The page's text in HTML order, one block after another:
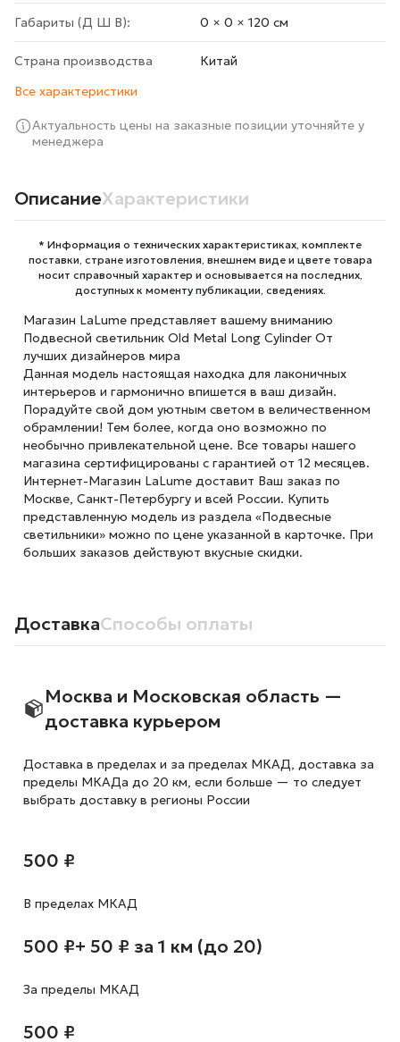
Габариты (Д Ш В): 0 × 0 × 120 cм
Страна производства
Китай
Все характеристики
Актуальность цены на заказные позиции уточняйте у
менеджера
ОписаниеХарактеристики
* Информация о технических характеристиках, комплекте
поставки, стране изготовления, внешнем виде и цвете товара
носит справочный характер и основывается на последних,
доступных к моменту публикации, сведениях.
Магазин LaLume представляет вашему вниманию
Подвесной светильник Old Metal Long Cylinder От
лучших дизайнеров мира
Данная модель настоящая находка для лаконичных
интерьеров и гармонично впишется в ваш дизайн.
Порадуйте свой дом уютным светом в величественном
обрамлении! Тем более, когда оно возможно по
необычно привлекательной цене. Все товары нашего
магазина сертифицированы с гарантией от 12 месяцев.
Интернет-Магазин LaLume доставит Ваш заказ по
Москве, Санкт-Петербургу и всей России. Купить
представленную модель из раздела «Подвесные
светильники» можно по цене указанной в карточке. При
больших заказов действуют вкусные скидки.
ДоставкаСпособы оплаты
Москва и Московская область —
доставка курьером
Доставка в пределах и за пределах МКАД, доставка за
пределы МКАДа до 20 км, если больше — то следует
выбрать доставку в регионы России
500 ₽
В пределах МКАД
500 ₽+ 50 ₽ за 1 км (до 20)
За пределы МКАД
500 ₽